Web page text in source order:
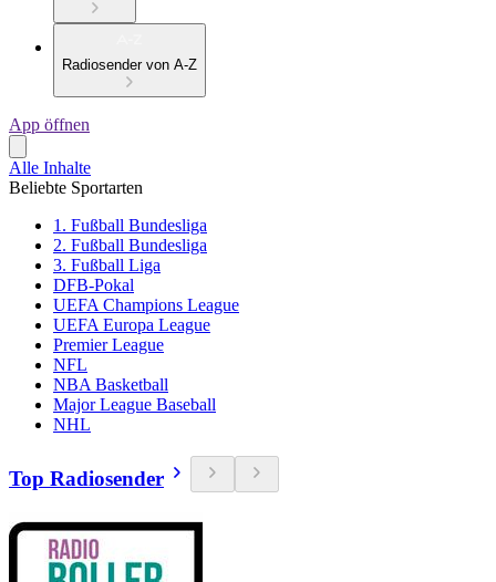
Radiosender von A-Z
App öffnen
Alle Inhalte
Beliebte Sportarten
1. Fußball Bundesliga
2. Fußball Bundesliga
3. Fußball Liga
DFB-Pokal
UEFA Champions League
UEFA Europa League
Premier League
NFL
NBA Basketball
Major League Baseball
NHL
Top Radiosender